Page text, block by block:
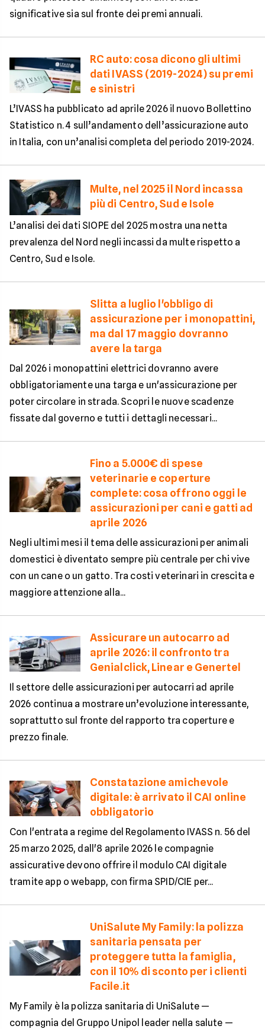
significative sia sul fronte dei premi annuali.
RC auto: cosa dicono gli ultimi
dati IVASS (2019-2024) su premi
e sinistri
L’IVASS ha pubblicato ad aprile 2026 il nuovo Bollettino
Statistico n. 4 sull’andamento dell’assicurazione auto
in Italia, con un’analisi completa del periodo 2019-2024.
Multe, nel 2025 il Nord incassa
più di Centro, Sud e Isole
L’analisi dei dati SIOPE del 2025 mostra una netta
prevalenza del Nord negli incassi da multe rispetto a
Centro, Sud e Isole.
Slitta a luglio l'obbligo di
assicurazione per i monopattini,
ma dal 17 maggio dovranno
avere la targa
Dal 2026 i monopattini elettrici dovranno avere
obbligatoriamente una targa e un'assicurazione per
poter circolare in strada. Scopri le nuove scadenze
fissate dal governo e tutti i dettagli necessari...
Fino a 5.000€ di spese
veterinarie e coperture
complete: cosa offrono oggi le
assicurazioni per cani e gatti ad
aprile 2026
Negli ultimi mesi il tema delle assicurazioni per animali
domestici è diventato sempre più centrale per chi vive
con un cane o un gatto. Tra costi veterinari in crescita e
maggiore attenzione alla...
Assicurare un autocarro ad
aprile 2026: il confronto tra
Genialclick, Linear e Genertel
Il settore delle assicurazioni per autocarri ad aprile
2026 continua a mostrare un’evoluzione interessante,
soprattutto sul fronte del rapporto tra coperture e
prezzo finale.
Constatazione amichevole
digitale: è arrivato il CAI online
obbligatorio
Con l'entrata a regime del Regolamento IVASS n. 56 del
25 marzo 2025, dall'8 aprile 2026 le compagnie
assicurative devono offrire il modulo CAI digitale
tramite app o webapp, con firma SPID/CIE per...
UniSalute My Family: la polizza
sanitaria pensata per
proteggere tutta la famiglia,
con il 10% di sconto per i clienti
Facile.it
My Family è la polizza sanitaria di UniSalute —
compagnia del Gruppo Unipol leader nella salute —